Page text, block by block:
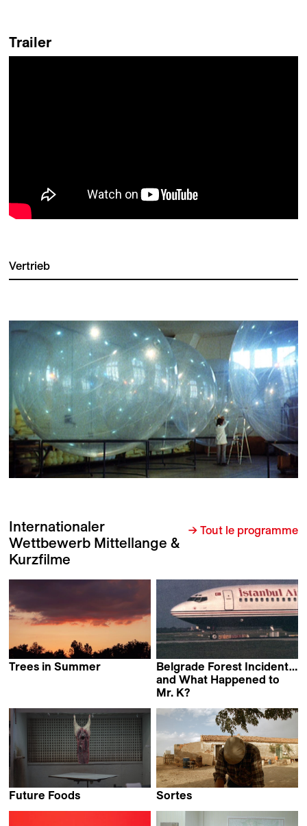
Trailer
Vertrieb
Internationaler
Wettbewerb Mittellange &
Kurzfilme
→ Tout le programme
Trees in Summer
Belgrade Forest Incident…
and What Happened to
Mr. K?
Future Foods
Sortes